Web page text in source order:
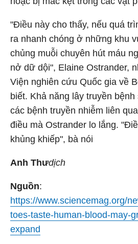
"Điều này cho thấy, nếu quá
ra nhanh chóng ở những khu
chủng muỗi chuyên hút máu
nở dữ dội", Elaine Ostrander,
Viện nghiên cứu Quốc gia về
biết. Khả năng lây truyền
các bệnh truyền nhiễm liên
điều mà Ostrander lo lắng.
khủng khiếp", bà nói
Anh Thưdịch
Nguồn:
https://www.sciencemag.org/
toes-taste-human-blood-may-
expand